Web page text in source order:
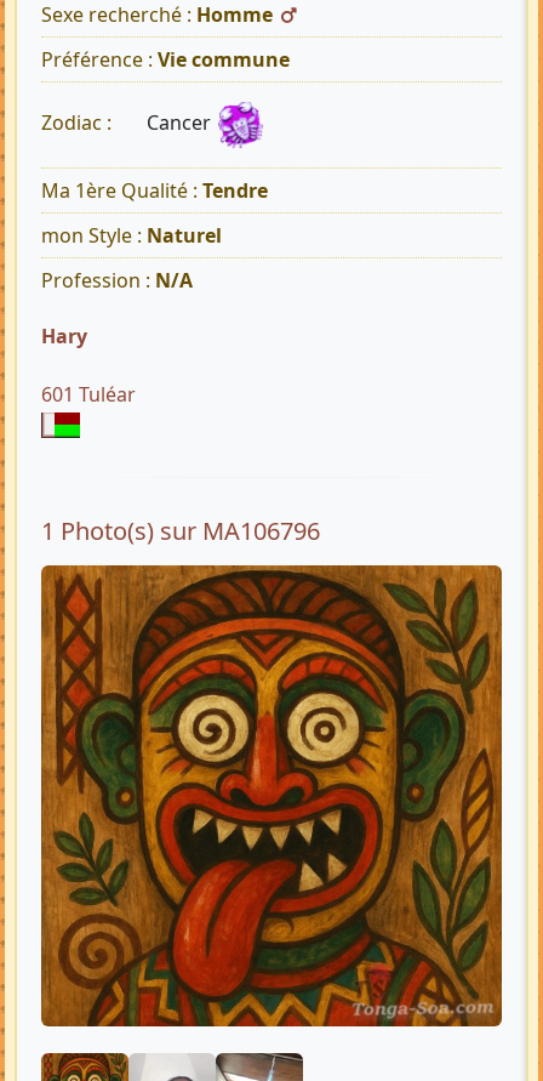
Sexe recherché : Homme
Préférence : Vie commune
Zodiac : Cancer
Ma 1ère Qualité : Tendre
mon Style : Naturel
Profession : N/A
Hary
601 Tuléar
1 Photo(s) sur MA106796